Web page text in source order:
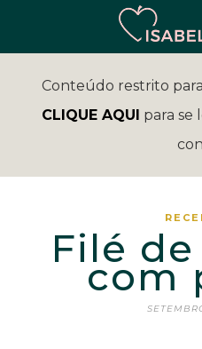
Conteúdo restrito
CLIQUE AQUI para se
Filé
com